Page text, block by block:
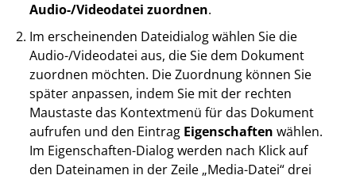
Audio-/Videodatei zuordnen.
Im erscheinenden Dateidialog wählen Sie die
Audio-/Videodatei aus, die Sie dem Dokument
zuordnen möchten. Die Zuordnung können Sie
später anpassen, indem Sie mit der rechten
Maustaste das Kontextmenü für das Dokument
aufrufen und den Eintrag Eigenschaften wählen.
Im Eigenschaften-Dialog werden nach Klick auf
den Dateinamen in der Zeile „Media-Datei“ drei